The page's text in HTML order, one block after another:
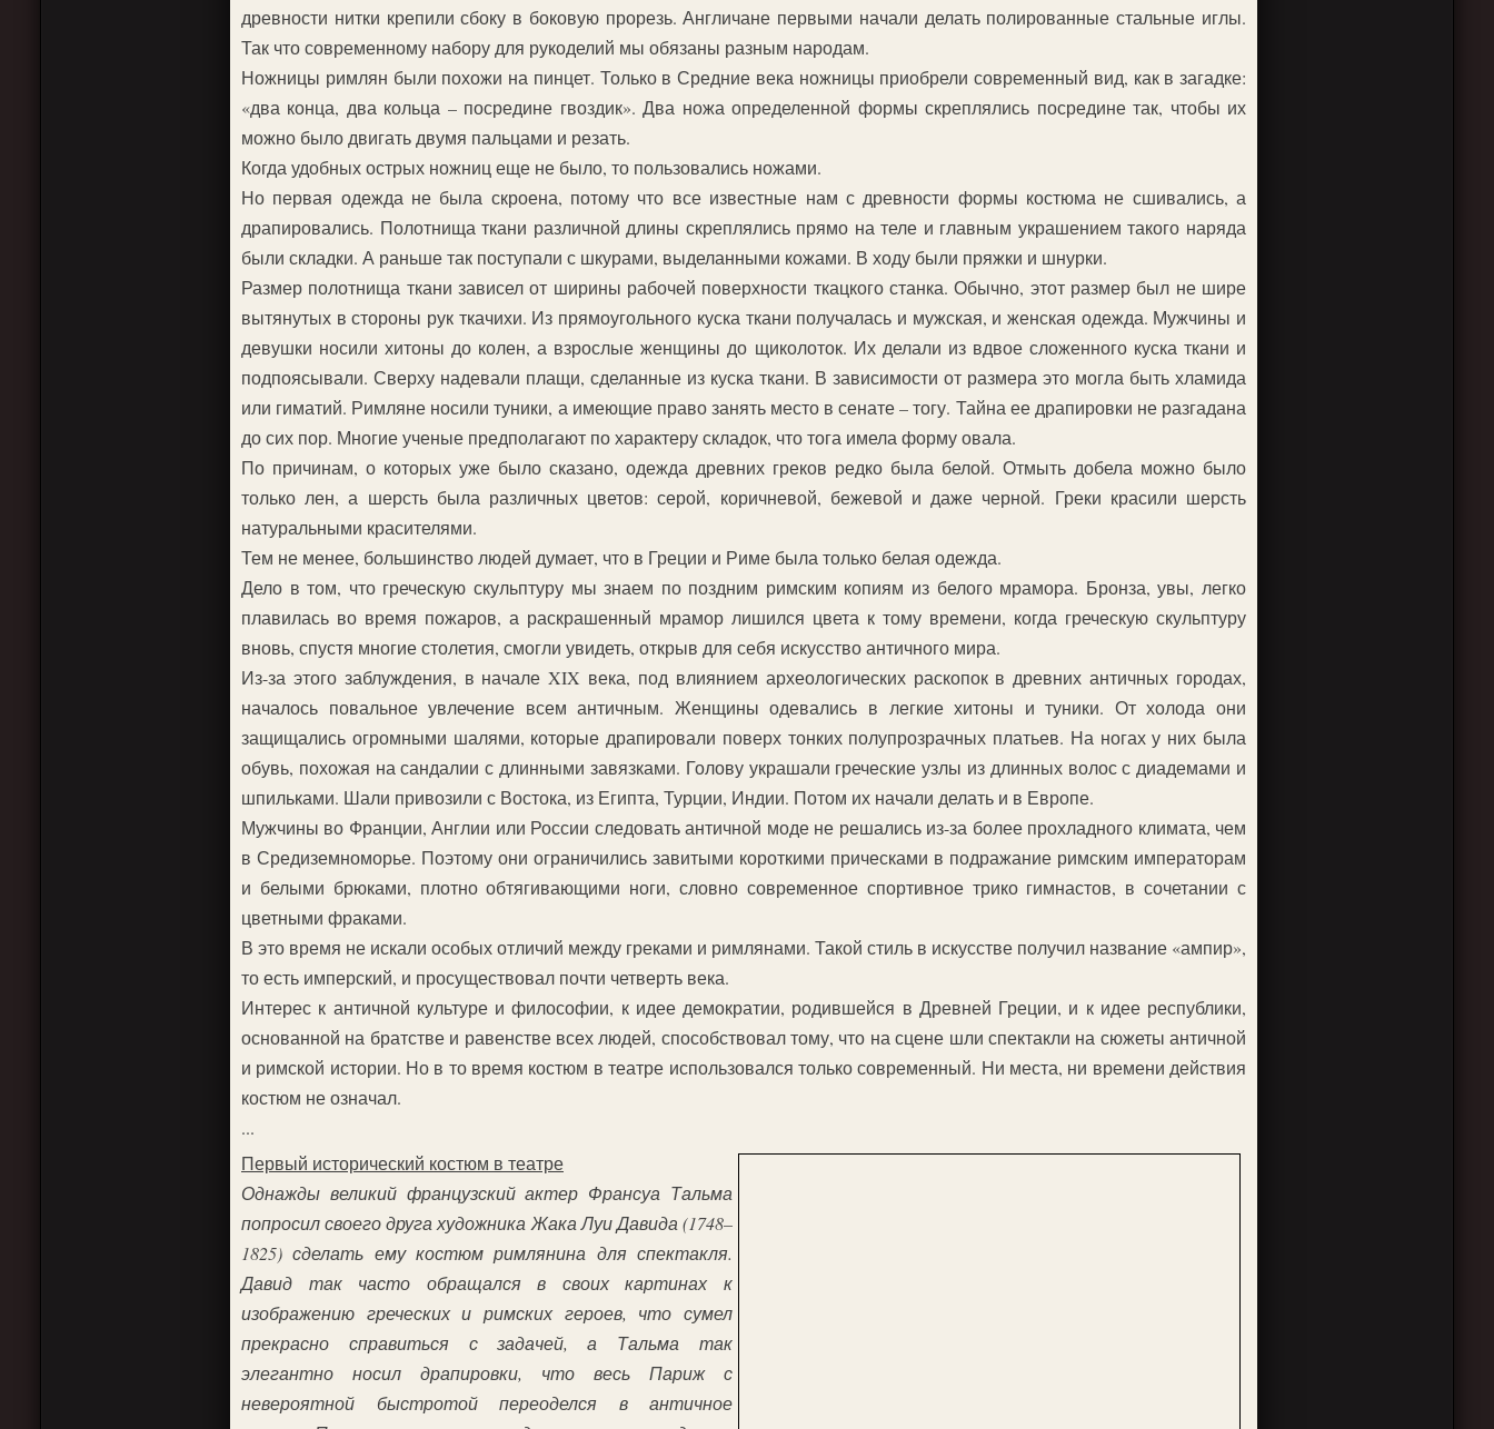
древности нитки крепили сбоку в боковую прорезь. Англичане первыми начали делать полированные стальные иглы.
Так что современному набору для рукоделий мы обязаны разным народам.
Ножницы римлян были похожи на пинцет. Только в Средние века ножницы приобрели современный вид, как в загадке:
«два конца, два кольца – посредине гвоздик». Два ножа определенной формы скреплялись посредине так, чтобы их
можно было двигать двумя пальцами и резать.
Когда удобных острых ножниц еще не было, то пользовались ножами.
Но первая одежда не была скроена, потому что все известные нам с древности формы костюма не сшивались, а
драпировались. Полотнища ткани различной длины скреплялись прямо на теле и главным украшением такого наряда
были складки. А раньше так поступали с шкурами, выделанными кожами. В ходу были пряжки и шнурки.
Размер полотнища ткани зависел от ширины рабочей поверхности ткацкого станка. Обычно, этот размер был не шире
вытянутых в стороны рук ткачихи. Из прямоугольного куска ткани получалась и мужская, и женская одежда. Мужчины и
девушки носили хитоны до колен, а взрослые женщины до щиколоток. Их делали из вдвое сложенного куска ткани и
подпоясывали. Сверху надевали плащи, сделанные из куска ткани. В зависимости от размера это могла быть хламида
или гиматий. Римляне носили туники, а имеющие право занять место в сенате – тогу. Тайна ее драпировки не разгадана
до сих пор. Многие ученые предполагают по характеру складок, что тога имела форму овала.
По причинам, о которых уже было сказано, одежда древних греков редко была белой. Отмыть добела можно было
только лен, а шерсть была различных цветов: серой, коричневой, бежевой и даже черной. Греки красили шерсть
натуральными красителями.
Тем не менее, большинство людей думает, что в Греции и Риме была только белая одежда.
Дело в том, что греческую скульптуру мы знаем по поздним римским копиям из белого мрамора. Бронза, увы, легко
плавилась во время пожаров, а раскрашенный мрамор лишился цвета к тому времени, когда греческую скульптуру
вновь, спустя многие столетия, смогли увидеть, открыв для себя искусство античного мира.
Из-за этого заблуждения, в начале XIX века, под влиянием археологических раскопок в древних античных городах,
началось повальное увлечение всем античным. Женщины одевались в легкие хитоны и туники. От холода они
защищались огромными шалями, которые драпировали поверх тонких полупрозрачных платьев. На ногах у них была
обувь, похожая на сандалии с длинными завязками. Голову украшали греческие узлы из длинных волос с диадемами и
шпильками. Шали привозили с Востока, из Египта, Турции, Индии. Потом их начали делать и в Европе.
Мужчины во Франции, Англии или России следовать античной моде не решались из-за более прохладного климата, чем
в Средиземноморье. Поэтому они ограничились завитыми короткими прическами в подражание римским императорам
и белыми брюками, плотно обтягивающими ноги, словно современное спортивное трико гимнастов, в сочетании с
цветными фраками.
В это время не искали особых отличий между греками и римлянами. Такой стиль в искусстве получил название «ампир»,
то есть имперский, и просуществовал почти четверть века.
Интерес к античной культуре и философии, к идее демократии, родившейся в Древней Греции, и к идее республики,
основанной на братстве и равенстве всех людей, способствовал тому, что на сцене шли спектакли на сюжеты античной
и римской истории. Но в то время костюм в театре использовался только современный. Ни места, ни времени действия
костюм не означал.
...
Первый исторический костюм в театре
Однажды великий французский актер Франсуа Тальма
попросил своего друга художника Жака Луи Давида (1748–
1825) сделать ему костюм римлянина для спектакля.
Давид так часто обращался в своих картинах к
изображению греческих и римских героев, что сумел
прекрасно справиться с задачей, а Тальма так
элегантно носил драпировки, что весь Париж с
невероятной быстротой переоделся в античное